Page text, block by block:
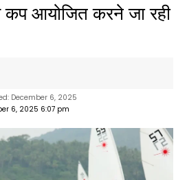
कप आयोजित करने जा रही
6, 2025 6:07 pm
December 6, 2025